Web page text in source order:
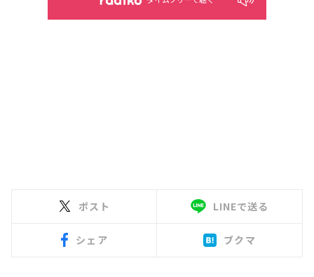
ポスト LINEで送る
シェア ブクマ